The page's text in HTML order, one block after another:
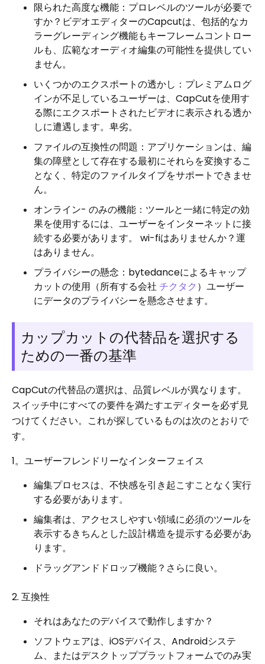
限られた高度な機能：プロレベルのツールが必要で
すか？ビデオエディターのCapcutは、包括的なカ
ラーグレーディング機能もキーフレームコントロー
ルも、広範なオーディオ編集の可能性を提供してい
ません。
いくつかのエクスポートの透かし：プレミアムログ
インが不足しているユーザーは、CapCutを使用す
る際にエクスポートされたビデオに表示される透か
しに遭遇します。卑劣。
ファイルの互換性の問題：アプリケーションは、編
集の障壁として存在する最初にそれらを変換するこ
となく、特定のファイルタイプをサポートできませ
ん。
オンライン- のみの機能：ツールと一緒に特定の効
果を使用するには、ユーザーをインターネットに接
続する必要があります。 wi-fiはありませんか？運
はありません。
プライバシーの懸念：bytedanceによるキャップ
カットの使用（所有する会社 チクタク ）ユーザー
にデータのプライバシーを懸念させます。
カップカットの代替品を選択する
ための一番の基準
CapCutの代替品の選択は、品質レベルが異なります。
スイッチ中にすべての要件を満たすエディターを必ず見
つけてください。これが探しているものは次のとおりで
す。
1。ユーザーフレンドリーなインターフェイス
編集プロセスは、不快感を引き起こすことなく実行
する必要があります。
編集者は、アクセスしやすい領域に必須のツールを
表示するきちんとした設計構造を提示する必要があ
ります。
ドラッグアンドドロップ機能？さらに良い。
2. 互換性
それはあなたのデバイスで動作しますか？
ソフトウェアは、iOSデバイス、Androidシステ
ム、またはデスクトッププラットフォームでのみ実